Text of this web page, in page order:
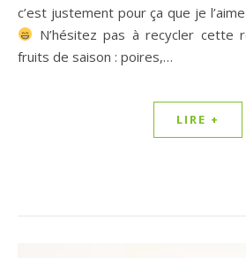
c’est justement pour ça que je
N’hésitez pas à recycler cette
fruits de saison : poires,…
LIRE +